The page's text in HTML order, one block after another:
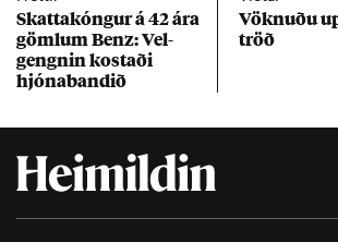
Skattakóng­ur á 42 ára
göml­um Benz: Vel­
gengn­in kostaði
hjóna­band­ið
Vökn­uðu
tröð